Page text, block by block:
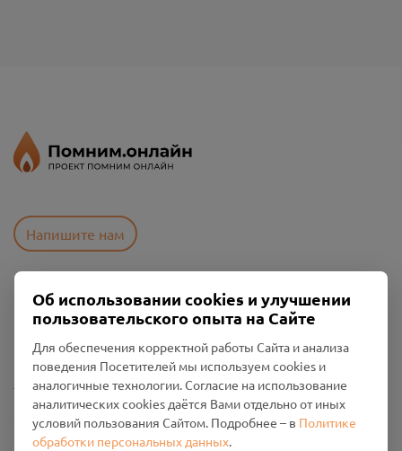
Напишите нам
Пользовательское соглашение
Политика конфиденциальности
Промо-материалы
Настройки cookies
Общество с ограниченной ответственностью «Смоленский
Проект Помним»
Об использовании cookies и улучшении
пользовательского опыта на Сайте
Для обеспечения корректной работы Сайта и анализа
поведения Посетителей мы используем cookies и
аналогичные технологии. Согласие на использование
аналитических cookies даётся Вами отдельно от иных
условий пользования Сайтом. Подробнее – в Политике
обработки персональных данных.